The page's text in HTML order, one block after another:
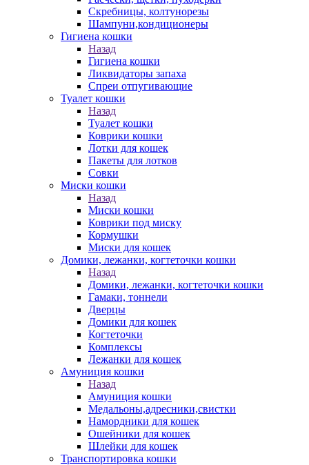
Скребницы, колтунорезы
Шампуни,кондиционеры
Гигиена кошки
Назад
Гигиена кошки
Ликвидаторы запаха
Спреи отпугивающие
Туалет кошки
Назад
Туалет кошки
Коврики кошки
Лотки для кошек
Пакеты для лотков
Совки
Миски кошки
Назад
Миски кошки
Коврики под миску
Кормушки
Миски для кошек
Домики, лежанки, когтеточки кошки
Назад
Домики, лежанки, когтеточки кошки
Гамаки, тоннели
Дверцы
Домики для кошек
Когтеточки
Комплексы
Лежанки для кошек
Амуниция кошки
Назад
Амуниция кошки
Медальоны,адресники,свистки
Намордники для кошек
Ошейники для кошек
Шлейки для кошек
Транспортировка кошки